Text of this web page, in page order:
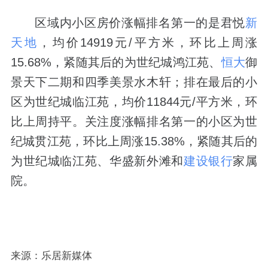
区域内小区房价涨幅排名第一的是君悦新
天地 ，均价14919元/平方米，环比上周涨
15.68%，紧随其后的为世纪城鸿江苑、恒大御
景天下二期和四季美景水木轩；排在最后的小
区为世纪城临江苑，均价11844元/平方米，环
比上周持平。关注度涨幅排名第一的小区为世
纪城贯江苑，环比上周涨15.38%，紧随其后的
为世纪城临江苑、华盛新外滩和建设银行家属
院。
来源：乐居新媒体